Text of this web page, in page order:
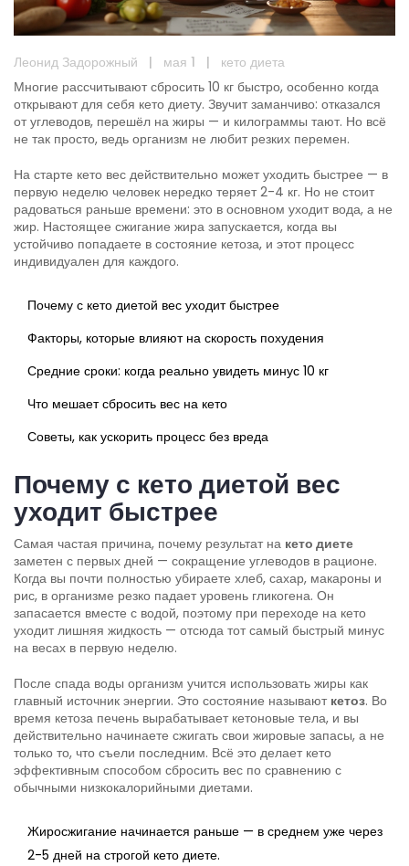
Леонид Задорожный | мая 1 |
кето диета
Многие рассчитывают сбросить 10 кг быстро, особенно когда
открывают для себя кето диету. Звучит заманчиво: отказался
от углеводов, перешёл на жиры — и килограммы тают. Но всё
не так просто, ведь организм не любит резких перемен.
На старте кето вес действительно может уходить быстрее — в
первую неделю человек нередко теряет 2-4 кг. Но не стоит
радоваться раньше времени: это в основном уходит вода, а не
жир. Настоящее сжигание жира запускается, когда вы
устойчиво попадаете в состояние кетоза, и этот процесс
индивидуален для каждого.
Почему с кето диетой вес уходит быстрее
Факторы, которые влияют на скорость похудения
Средние сроки: когда реально увидеть минус 10 кг
Что мешает сбросить вес на кето
Советы, как ускорить процесс без вреда
Почему с кето диетой вес
уходит быстрее
Самая частая причина, почему результат на кето диете
заметен с первых дней — сокращение углеводов в рационе.
Когда вы почти полностью убираете хлеб, сахар, макароны и
рис, в организме резко падает уровень гликогена. Он
запасается вместе с водой, поэтому при переходе на кето
уходит лишняя жидкость — отсюда тот самый быстрый минус
на весах в первую неделю.
После спада воды организм учится использовать жиры как
главный источник энергии. Это состояние называют кетоз. Во
время кетоза печень вырабатывает кетоновые тела, и вы
действительно начинаете сжигать свои жировые запасы, а не
только то, что съели последним. Всё это делает кето
эффективным способом сбросить вес по сравнению с
обычными низкокалорийными диетами.
Жиросжигание начинается раньше — в среднем уже через
2-5 дней на строгой кето диете.